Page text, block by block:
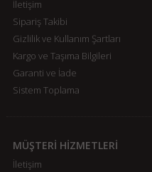
İletişim
Sipariş Takibi
Gizlilik ve Kullanım Şartları
Kargo ve Taşıma Bilgileri
Garanti ve İade
Sistem Toplama
MÜŞTERİ HİZMETLERİ
İletişim